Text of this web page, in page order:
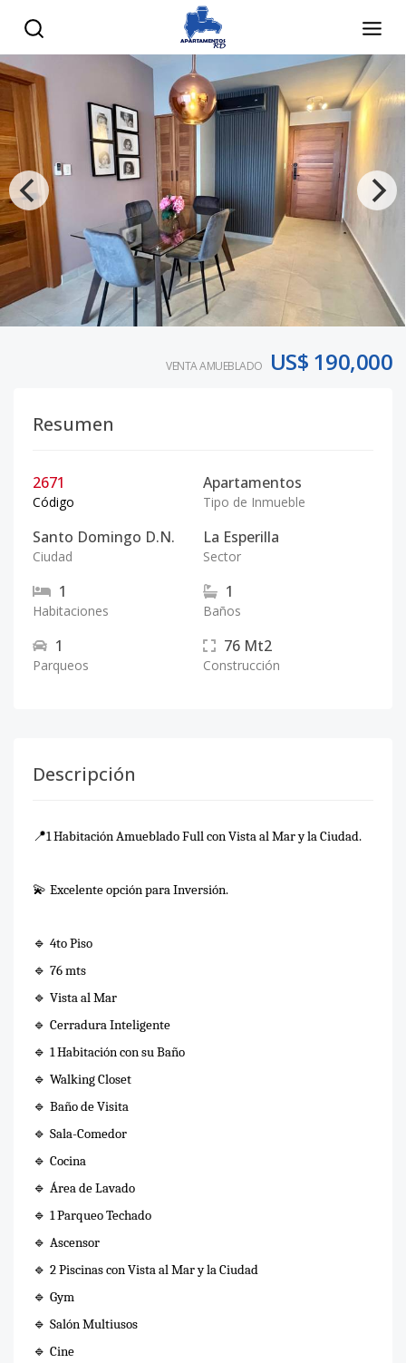
VENTA AMUEBLADO US$ 190,000
Resumen
2671
Código
Apartamentos
Tipo de Inmueble
Santo Domingo D.N.
Ciudad
La Esperilla
Sector
1
Habitaciones
1
Baños
1
Parqueos
76 Mt2
Construcción
Descripción
📍1 Habitación Amueblado Full con Vista al Mar y la Ciudad.
💫 Excelente opción para Inversión.
🔹 4to Piso
🔹 76 mts
🔹 Vista al Mar
🔹 Cerradura Inteligente
🔹 1 Habitación con su Baño
🔹 Walking Closet
🔹 Baño de Visita
🔹 Sala-Comedor
🔹 Cocina
🔹 Área de Lavado
🔹 1 Parqueo Techado
🔹 Ascensor
🔹 2 Piscinas con Vista al Mar y la Ciudad
🔹 Gym
🔹 Salón Multiusos
🔹 Cine